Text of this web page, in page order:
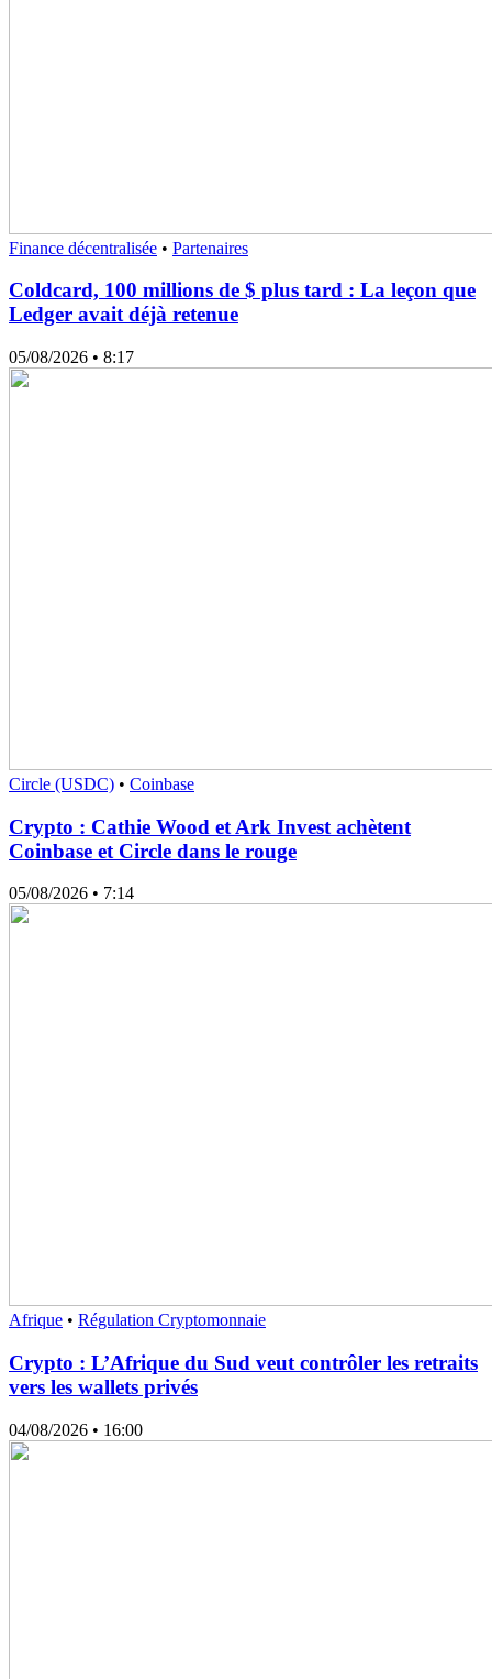
Finance décentralisée • Partenaires
Coldcard, 100 millions de $ plus tard : La leçon que
Ledger avait déjà retenue
05/08/2026 • 8:17
Circle (USDC) • Coinbase
Crypto : Cathie Wood et Ark Invest achètent
Coinbase et Circle dans le rouge
05/08/2026 • 7:14
Afrique • Régulation Cryptomonnaie
Crypto : L’Afrique du Sud veut contrôler les retraits
vers les wallets privés
04/08/2026 • 16:00